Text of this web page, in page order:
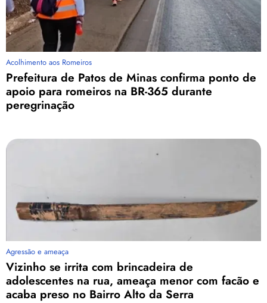
Acolhimento aos Romeiros
Prefeitura de Patos de Minas confirma ponto de
apoio para romeiros na BR-365 durante
peregrinação
Agressão e ameaça
Vizinho se irrita com brincadeira de
adolescentes na rua, ameaça menor com facão e
acaba preso no Bairro Alto da Serra